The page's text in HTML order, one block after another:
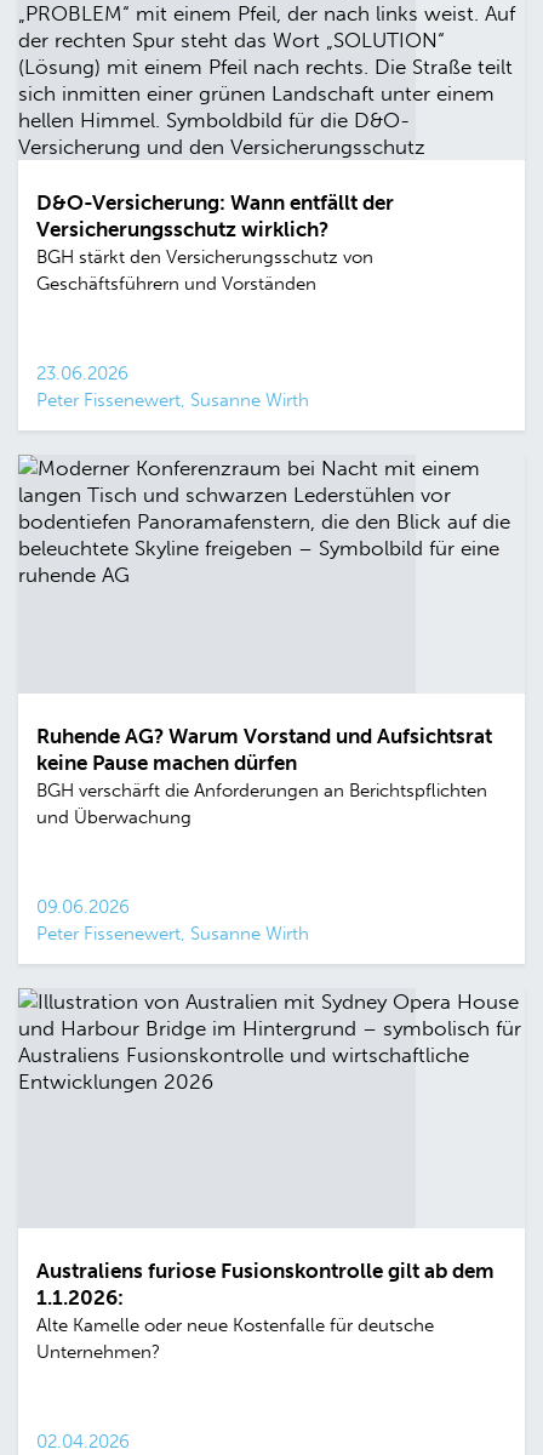
D&O-Versicherung: Wann entfällt der
Versicherungsschutz wirklich?
BGH stärkt den Versicherungsschutz von
Geschäftsführern und Vorständen
23.06.2026
Peter Fissenewert, Susanne Wirth
Ruhende AG? Warum Vorstand und Aufsichtsrat
keine Pause machen dürfen
BGH verschärft die Anforderungen an Berichtspflichten
und Überwachung
09.06.2026
Peter Fissenewert, Susanne Wirth
Australiens furiose Fusionskontrolle gilt ab dem
1.1.2026:
Alte Kamelle oder neue Kostenfalle für deutsche
Unternehmen?
02.04.2026